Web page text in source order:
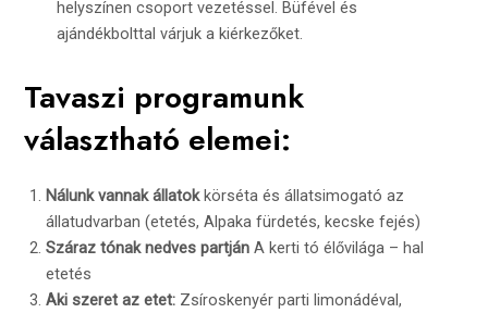
helyszínen csoport vezetéssel. Büfével és
ajándékbolttal várjuk a kiérkezőket.
Tavaszi programunk
választható elemei:
Nálunk vannak állatok körséta és állatsimogató az
állatudvarban (etetés, Alpaka fürdetés, kecske fejés)
Száraz tónak nedves partjánA kerti tó élővilága – hal
etetés
Aki szeret az etet: Zsíroskenyér parti limonádéval,